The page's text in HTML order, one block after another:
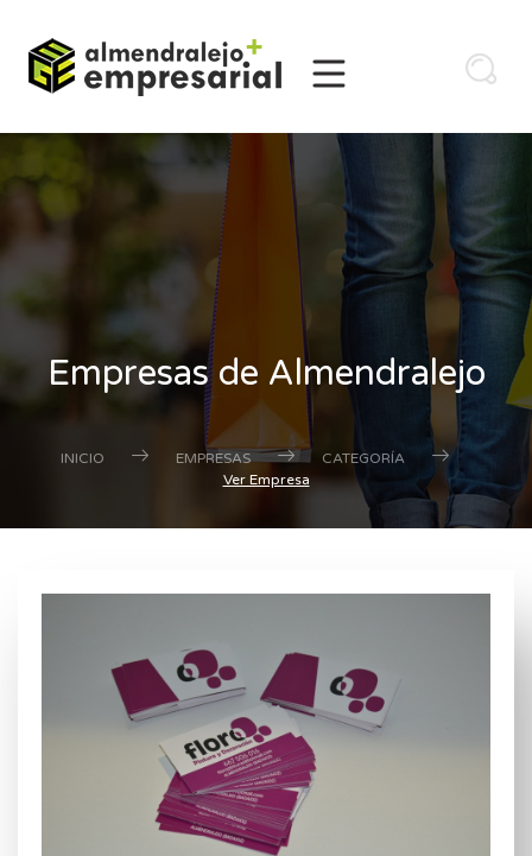
Empresas de Almendralejo
INICIO EMPRESAS
CATEGORÍA
Ver Empresa